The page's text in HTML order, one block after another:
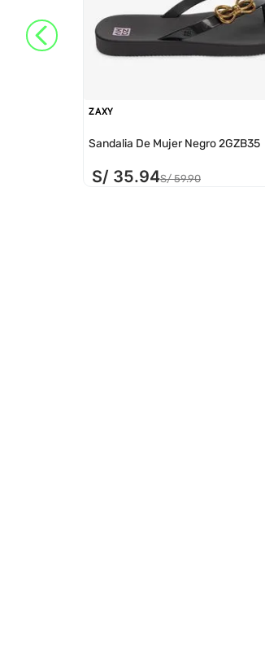
ZAXY
Sandalia De Mujer Negro 2GZB35
S/ 35.94S/ 59.90